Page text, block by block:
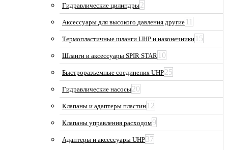
Гидравлические цилиндры2
Аксессуары для высокого давления другие 11
Термопластичные шланги UHP и наконечники 15
Шланги и аксессуары SPIR STAR 10
Быстроразъемные соединения UHP25
Гидравлические насосы20
Клапаны и адаптеры пластин 12
Клапаны управления расходом9
Адаптеры и аксессуары UHP37